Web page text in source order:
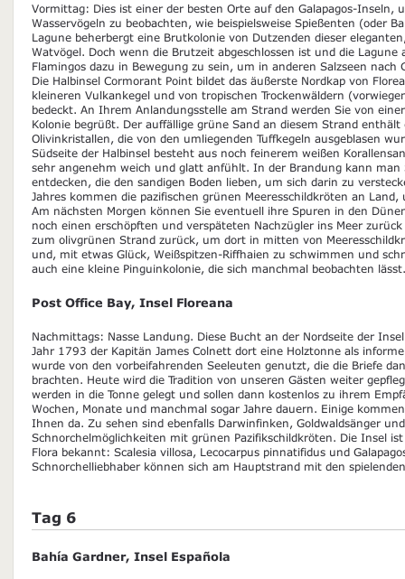
Vormittag: Dies ist einer der besten Orte auf den Galapagos-Inseln,
Wasservögeln zu beobachten, wie beispielsweise Spießenten (oder
Lagune beherbergt eine Brutkolonie von Dutzenden dieser
Watvögel. Doch wenn die Brutzeit abgeschlossen ist und die
Flamingos dazu in Bewegung zu sein, um in anderen Salzseen nach
Die Halbinsel Cormorant Point bildet das äußerste Nordkap von
kleineren Vulkankegel und von tropischen Trockenwäldern
bedeckt. An Ihrem Anlandungsstelle am Strand werden Sie von
Kolonie begrüßt. Der auffällige grüne Sand an diesem Strand
Olivinkristallen, die von den umliegenden Tuffkegeln ausgeblasen
Südseite der Halbinsel besteht aus noch feinerem weißen
sehr angenehm weich und glatt anfühlt. In der Brandung kann man
entdecken, die den sandigen Boden lieben, um sich darin zu
Jahres kommen die pazifischen grünen Meeresschildkröten an
Am nächsten Morgen können Sie eventuell ihre Spuren in den
noch einen erschöpften und verspäteten Nachzügler ins Meer
zum olivgrünen Strand zurück, um dort in mitten von
und, mit etwas Glück, Weißspitzen-Riffhaien zu schwimmen und
auch eine kleine Pinguinkolonie, die sich manchmal beobachten lässt.
Post Office Bay, Insel Floreana
Nachmittags: Nasse Landung. Diese Bucht an der Nordseite der
Jahr 1793 der Kapitän James Colnett dort eine Holztonne als
wurde von den vorbeifahrenden Seeleuten genutzt, die die Briefe
brachten. Heute wird die Tradition von unseren Gästen weiter
werden in die Tonne gelegt und sollen dann kostenlos zu ihrem
Wochen, Monate und manchmal sogar Jahre dauern. Einige
Ihnen da. Zu sehen sind ebenfalls Darwinfinken, Goldwaldsänger
Schnorchelmöglichkeiten mit grünen Pazifikschildkröten. Die Insel
Flora bekannt: Scalesia villosa, Lecocarpus pinnatifidus und
Schnorchelliebhaber können sich am Hauptstrand mit den
Tag 6
Bahía Gardner, Insel Española